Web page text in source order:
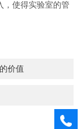
，使得实验室的管
价值